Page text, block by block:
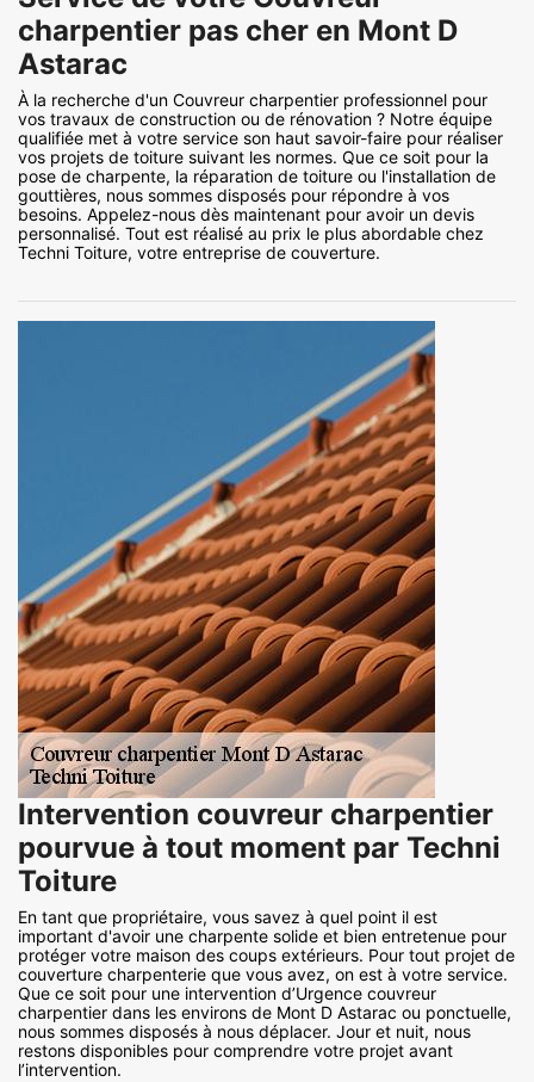
charpentier pas cher en Mont D
Astarac
À la recherche d'un Couvreur charpentier professionnel pour
vos travaux de construction ou de rénovation ? Notre équipe
qualifiée met à votre service son haut savoir-faire pour réaliser
vos projets de toiture suivant les normes. Que ce soit pour la
pose de charpente, la réparation de toiture ou l'installation de
gouttières, nous sommes disposés pour répondre à vos
besoins. Appelez-nous dès maintenant pour avoir un devis
personnalisé. Tout est réalisé au prix le plus abordable chez
Techni Toiture, votre entreprise de couverture.
Intervention couvreur charpentier
pourvue à tout moment par Techni
Toiture
En tant que propriétaire, vous savez à quel point il est
important d'avoir une charpente solide et bien entretenue pour
protéger votre maison des coups extérieurs. Pour tout projet de
couverture charpenterie que vous avez, on est à votre service.
Que ce soit pour une intervention d’Urgence couvreur
charpentier dans les environs de Mont D Astarac ou ponctuelle,
nous sommes disposés à nous déplacer. Jour et nuit, nous
restons disponibles pour comprendre votre projet avant
l’intervention.